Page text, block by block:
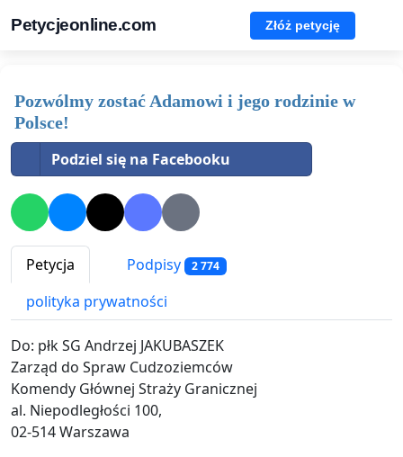
Petycjeonline.com Złóż petycję
Pozwólmy zostać Adamowi i jego rodzinie w
Polsce!
Podziel się na Facebooku
Petycja Podpisy 2 774
polityka prywatności
Do: płk SG Andrzej JAKUBASZEK
Zarząd do Spraw Cudzoziemców
Komendy Głównej Straży Granicznej
al. Niepodległości 100,
02-514 Warszawa